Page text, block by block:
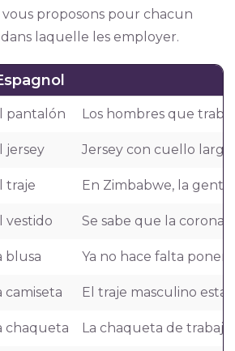
proposons pour chacun
laquelle les employer.
pantalón Los hombres que
jersey Jersey con cuello
traje En Zimbabwe, la
vestido Se sabe que la corona
blusa Ya no hace falta
camiseta El traje masculino
chaqueta La chaqueta de